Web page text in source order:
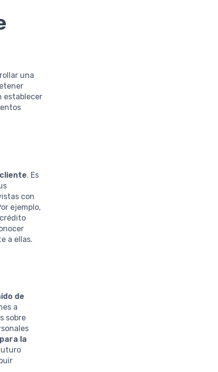
una
establecer
. Es
con
ejemplo,
a ellas.
de
a
sobre
la